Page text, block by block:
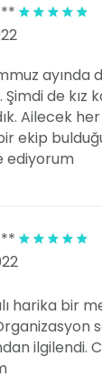
ayında
Şimdi de kız
Ailecek
ekip
ediyorum
harika bir
ilgilendi.